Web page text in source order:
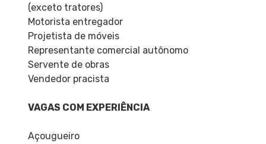
(exceto tratores)
Motorista entregador
Projetista de móveis
Representante comercial autônomo
Servente de obras
Vendedor pracista
VAGAS COM EXPERIÊNCIA
Açougueiro